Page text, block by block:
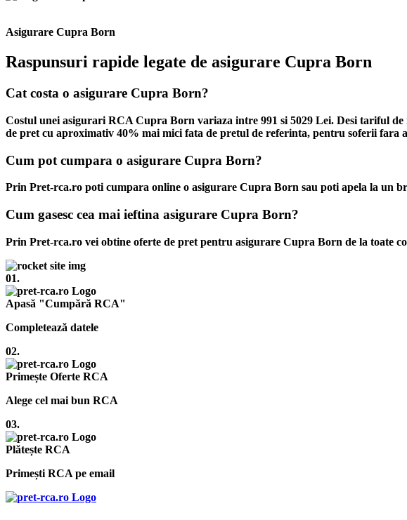
Asigurare Cupra Born
Raspunsuri rapide legate de asigurare Cupra Born
Cat costa o asigurare Cupra Born?
Costul unei asigurari RCA Cupra Born variaza intre 991 si 5029 Lei. Desi tariful
de pret cu aproximativ 40% mai mici fata de pretul de referinta, pentru soferii fara
Cum pot cumpara o asigurare Cupra Born?
Prin Pret-rca.ro poti cumpara online o asigurare Cupra Born sau poti apela la un
Cum gasesc cea mai ieftina asigurare Cupra Born?
Prin Pret-rca.ro vei obtine oferte de pret pentru asigurare Cupra Born de la toate
01.
Apasă "Cumpără RCA"
Completează datele
02.
Primește Oferte RCA
Alege cel mai bun RCA
03.
Plătește RCA
Primești RCA pe email